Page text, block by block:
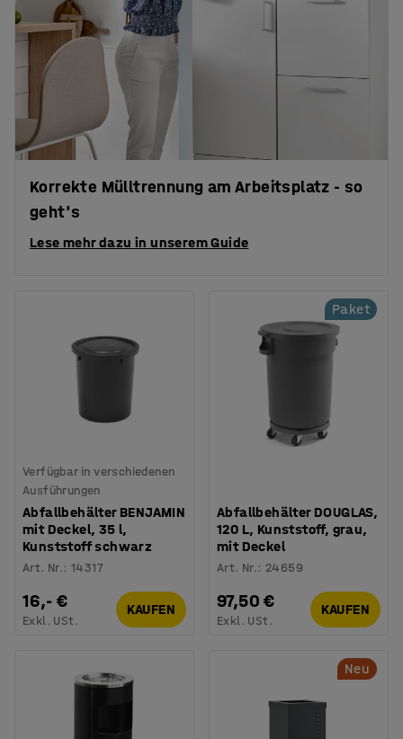
Korrekte Mülltrennung am Arbeitsplatz - so
geht's
Lese mehr dazu in unserem Guide
Verfügbar in verschiedenen
Ausführungen
Abfallbehälter BENJAMIN
mit Deckel, 35 l,
Kunststoff schwarz
Art. Nr.:14317
16,- €
Exkl. USt.
KAUFEN
Paket
Abfallbehälter DOUGLAS,
120 L, Kunststoff, grau,
mit Deckel
Art. Nr.: 24659
97,50 €
Exkl. USt.
KAUFEN
Neu